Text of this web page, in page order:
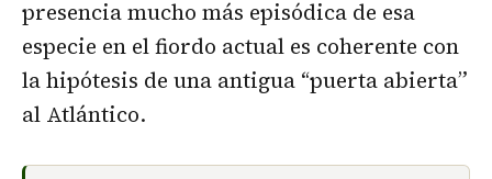
presencia mucho más episódica de esa
especie en el fiordo actual es coherente con
la hipótesis de una antigua “puerta abierta”
al Atlántico.